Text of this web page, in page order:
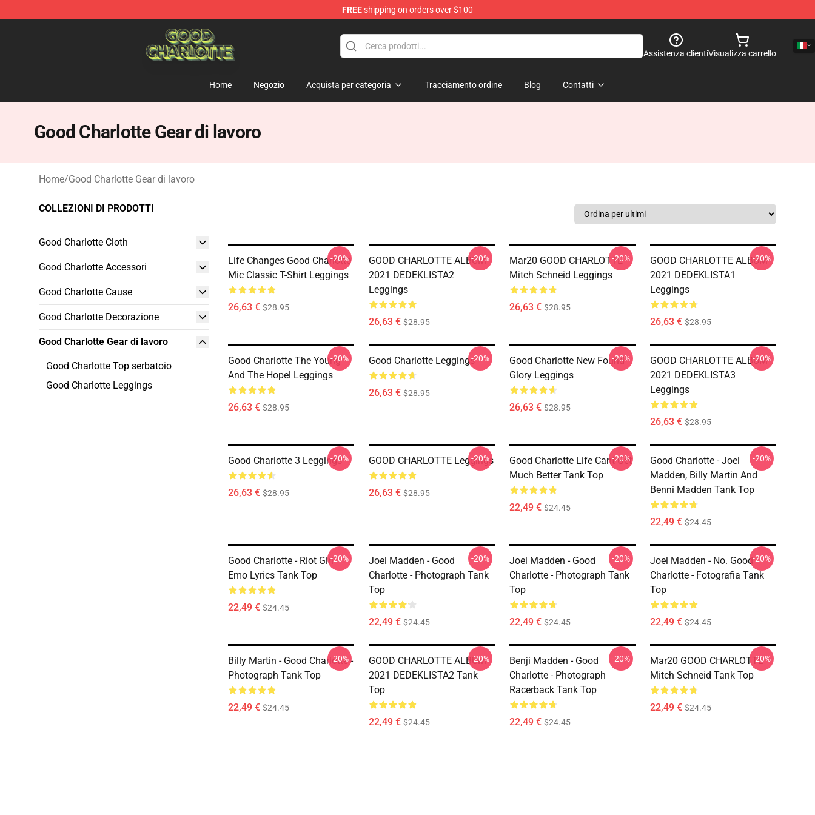
FREEshipping on orders over $100
Good Charlotte Store - Official Good Charlotte Merchandise Shop
Assistenza clientiVisualizza carrello
Home Negozio Acquista per categoria Tracciamento ordine Blog Contatti
Good Charlotte Gear di lavoro
Home/Good Charlotte Gear di lavoro
COLLEZIONI DI PRODOTTI
Good Charlotte Cloth
Good Charlotte Accessori
Good Charlotte Cause
Good Charlotte Decorazione
Good Charlotte Gear di lavoro
Good Charlotte Top serbatoio
Good Charlotte Leggings
Life Changes Good Charlotte
Mic Classic T-Shirt Leggings
26,63 € $28.95
-20%
GOOD CHARLOTTE ALBUM
2021 DEDEKLISTA2
Leggings
26,63 € $28.95
-20%
Mar20 GOOD CHARLOTTE
Mitch Schneid Leggings
26,63 € $28.95
-20%
GOOD CHARLOTTE ALBUM
2021 DEDEKLISTA1
Leggings
26,63 € $28.95
-20%
Good Charlotte The Young
And The Hopel Leggings
26,63 € $28.95
-20% Good Charlotte Leggings
26,63 € $28.95
-20%
Good Charlotte New Found
Glory Leggings
26,63 € $28.95
-20%
GOOD CHARLOTTE ALBUM
2021 DEDEKLISTA3
Leggings
26,63 € $28.95
-20%
Good Charlotte 3 Leggings
26,63 € $28.95
-20% GOOD CHARLOTTE Leggings
26,63 € $28.95
-20%
Good Charlotte Life Cant Get
Much Better Tank Top
22,49 € $24.45
-20%
Good Charlotte - Joel
Madden, Billy Martin And
Benni Madden Tank Top
22,49 € $24.45
-20%
Good Charlotte - Riot Girl -
Emo Lyrics Tank Top
22,49 € $24.45
-20%
Joel Madden - Good
Charlotte - Photograph Tank
Top
22,49 € $24.45
-20%
Joel Madden - Good
Charlotte - Photograph Tank
Top
22,49 € $24.45
-20%
Joel Madden - No. Good
Charlotte - Fotografia Tank
Top
22,49 € $24.45
-20%
Billy Martin - Good Charlotte -
Photograph Tank Top
22,49 € $24.45
-20%
GOOD CHARLOTTE ALBUM
2021 DEDEKLISTA2 Tank
Top
22,49 € $24.45
-20%
Benji Madden - Good
Charlotte - Photograph
Racerback Tank Top
22,49 € $24.45
-20%
Mar20 GOOD CHARLOTTE
Mitch Schneid Tank Top
22,49 € $24.45
-20%